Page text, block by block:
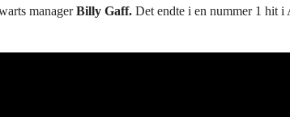
managerBilly Gaff. Det endte i en nummer 1 hit i